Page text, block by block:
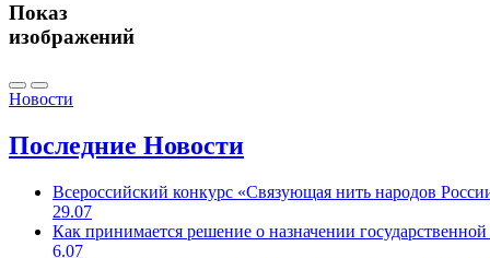
Показ
изображений
Новости
Последние Новости
Всероссийский конкурс «Связующая нить народов
29.07
Как принимается решение о назначении
6.07